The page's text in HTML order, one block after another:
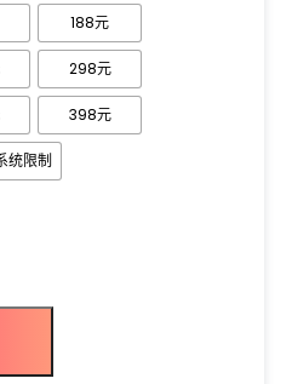
188元
298元
398元
统限制